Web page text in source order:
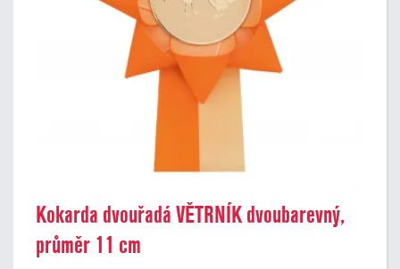
Kokarda dvouřadá VĚTRNÍK dvoubarevný,
průměr 11 cm